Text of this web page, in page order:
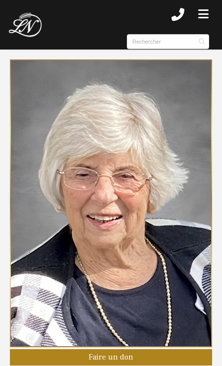
(NOTRE HISTOIRE )
Faire un don